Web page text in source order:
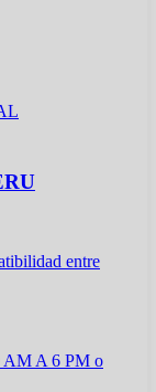
entre
AM A 6 PM o